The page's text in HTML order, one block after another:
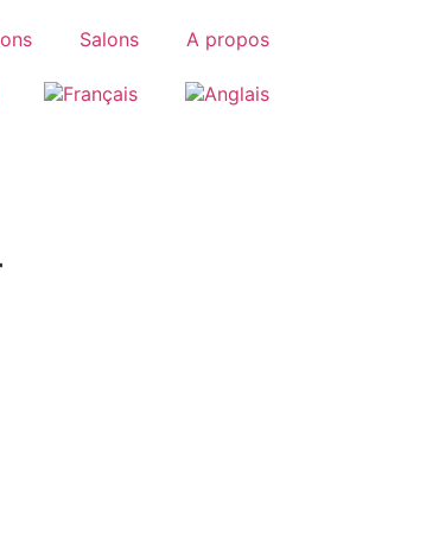
Salons A propos